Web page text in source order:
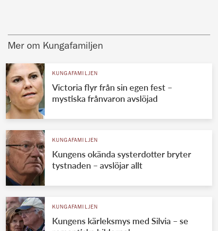
Mer om Kungafamiljen
KUNGAFAMILJEN
Victoria flyr från sin egen fest –
mystiska frånvaron avslöjad
KUNGAFAMILJEN
Kungens okända systerdotter bryter
tystnaden – avslöjar allt
KUNGAFAMILJEN
Kungens kärleksmys med Silvia – se